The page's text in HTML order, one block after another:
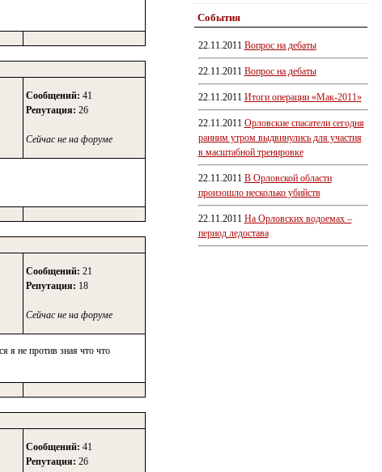
Сообщений: 41
Репутация: 26
Сейчас не на форуме
Сообщений: 21
Репутация: 18
Сейчас не на форуме
я не против зная что что
Сообщений: 41
Репутация: 26
События
22.11.2011 Вопрос на дебаты
22.11.2011 Вопрос на дебаты
22.11.2011 Итоги операции «Мак-2011»
22.11.2011 Орловские спасатели сегодня
ранним утром выдвинулись для участия
в масштабной тренировке
22.11.2011 В Орловской области
произошло несколько убийств
22.11.2011 На Орловских водоемах –
период ледостава